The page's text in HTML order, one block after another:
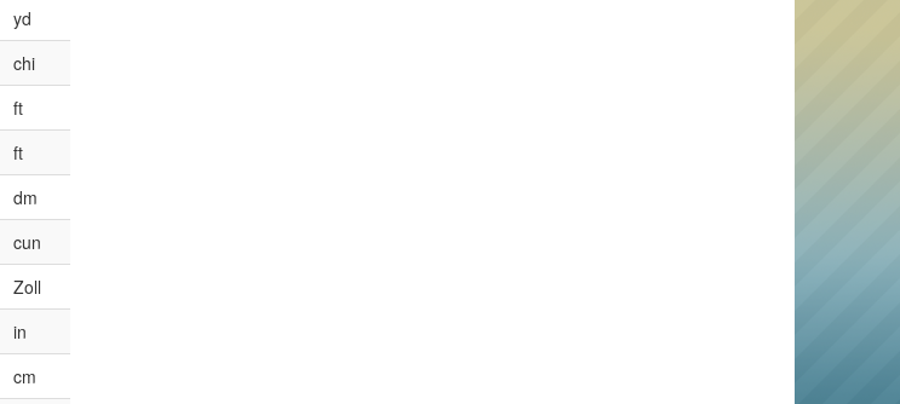
yd
chi
ft
ft
dm
cun
Zoll
in
cm